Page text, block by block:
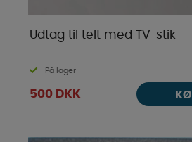
Udtag til telt med TV-stik
På lager
500 DKK